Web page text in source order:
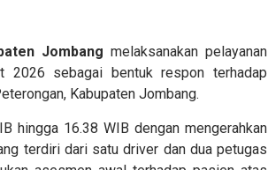
Jombang melaksanakan pelayanan
sebagai bentuk respon terhadap
Kabupaten Jombang.
hingga 16.38 WIB dengan mengerahkan
terdiri dari satu driver dan dua petugas